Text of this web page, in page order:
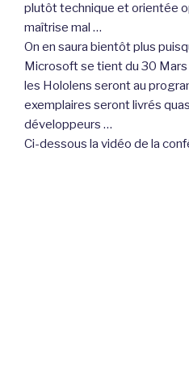
plutôt technique et orientée
maîtrise mal …
On en saura bientôt plus
Microsoft se tient du 30
les Hololens seront au
exemplaires seront livrés
développeurs …
Ci-dessous la vidéo de la